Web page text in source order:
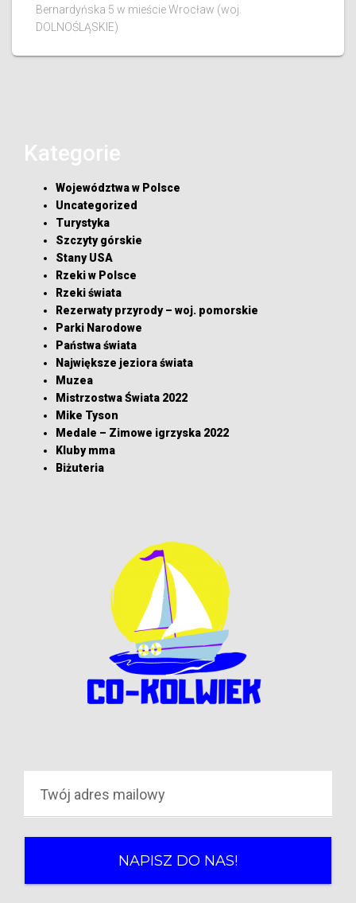
Bernardyńska 5 w mieście Wrocław (woj.
DOLNOŚLĄSKIE)
Kategorie
Województwa w Polsce
Uncategorized
Turystyka
Szczyty górskie
Stany USA
Rzeki w Polsce
Rzeki świata
Rezerwaty przyrody – woj. pomorskie
Parki Narodowe
Państwa świata
Największe jeziora świata
Muzea
Mistrzostwa Świata 2022
Mike Tyson
Medale – Zimowe igrzyska 2022
Kluby mma
Biżuteria
NAPISZ DO NAS!